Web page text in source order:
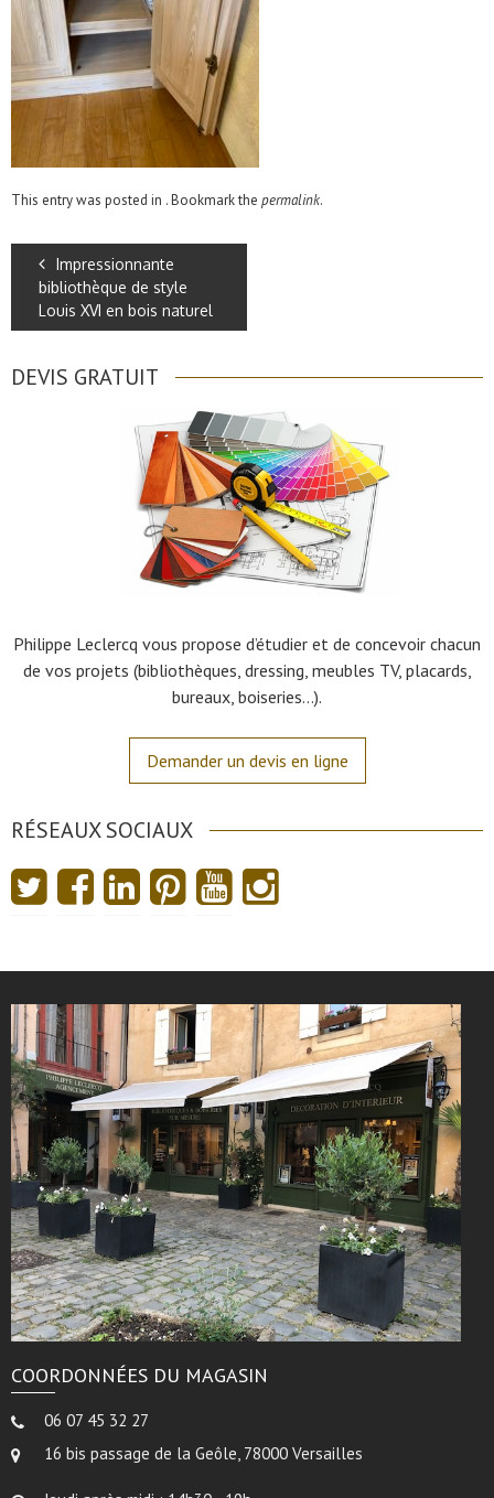
This entry was posted in . Bookmark the permalink.
Impressionnante
bibliothèque de style
Louis XVI en bois naturel
DEVIS GRATUIT
Philippe Leclercq vous propose d’étudier et de concevoir chacun
de vos projets (bibliothèques, dressing, meubles TV, placards,
bureaux, boiseries…).
Demander un devis en ligne
RÉSEAUX SOCIAUX
COORDONNÉES DU MAGASIN
06 07 45 32 27
16 bis passage de la Geôle, 78000 Versailles